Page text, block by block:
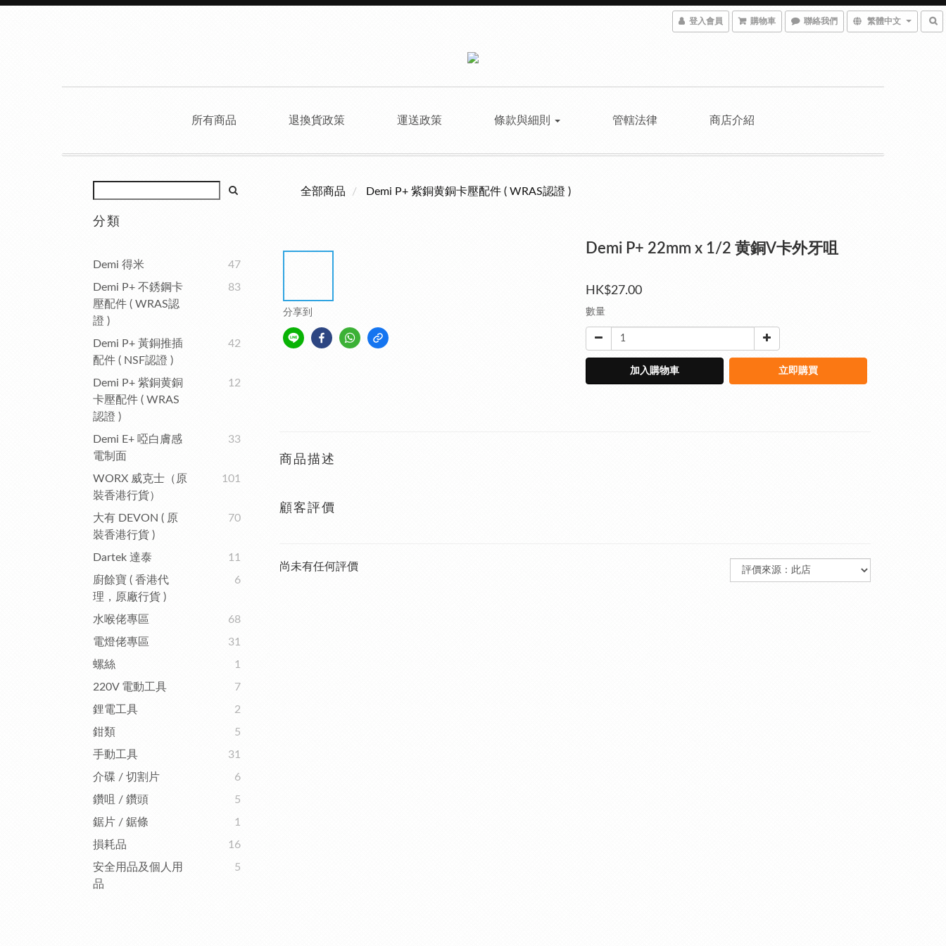
登入會員 購物車 聯絡我們 繁體中文
所有商品 退換貨政策 運送政策 條款與細則 管轄法律 商店介紹
分類
Demi 得米
47
Demi P+ 不銹鋼卡
壓配件 ( WRAS認
證 )
83
Demi P+ 黃銅推插
配件 ( NSF認證 )
42
Demi P+ 紫銅黄銅
卡壓配件 ( WRAS
認證 )
12
Demi E+ 啞白膚感
電制面
33
WORX 威克士（原
裝香港行貨）
101
大有 DEVON ( 原
裝香港行貨 )
70
Dartek 達泰
11
廚餘寶 ( 香港代
理，原廠行貨 )
6
水喉佬專區
68
電燈佬專區
31
螺絲
1
220V 電動工具
7
鋰電工具
2
鉗類
5
手動工具
31
介碟 / 切割片
6
鑽咀 / 鑽頭
5
鋸片 / 鋸條
1
損耗品
16
安全用品及個人用
品
5
全部商品 Demi P+ 紫銅黄銅卡壓配件 ( WRAS認證 )
分享到
Demi P+ 22mm x 1/2 黄銅V卡外牙咀
HK$27.00
數量
加入購物車 立即購買
商品描述
顧客評價
尚未有任何評價